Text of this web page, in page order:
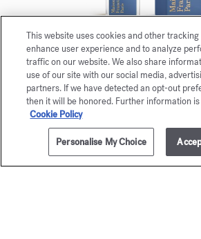
NOTIFÍCAME 285,00
724
Eau de parfum 5ml
Maison Francis Kurkdjian se complace
724 Eau de parfum 5ml.
This website uses cookies and other
enhance user experience and to analyze
traffic on our website. We also share
use of our site with our social media,
partners. If we have detected an opt-out
then it will be honored. Further information
Cookie Policy
Personalise My Choice